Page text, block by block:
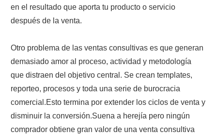
en el resultado que aporta tu producto o servicio
después de la venta.
Otro problema de las ventas consultivas es que generan
demasiado amor al proceso, actividad y metodología
que distraen del objetivo central. Se crean templates,
reporteo, procesos y toda una serie de burocracia
comercial.Esto termina por extender los ciclos de venta y
disminuir la conversión.Suena a herejía pero ningún
comprador obtiene gran valor de una venta consultiva